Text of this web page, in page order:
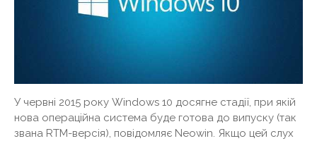
У червні 2015 року Windows 10 досягне стадії, при якій
нова операційна система буде готова до випуску (так
звана RTM-версія), повідомляє Neowin. Якщо цей слух